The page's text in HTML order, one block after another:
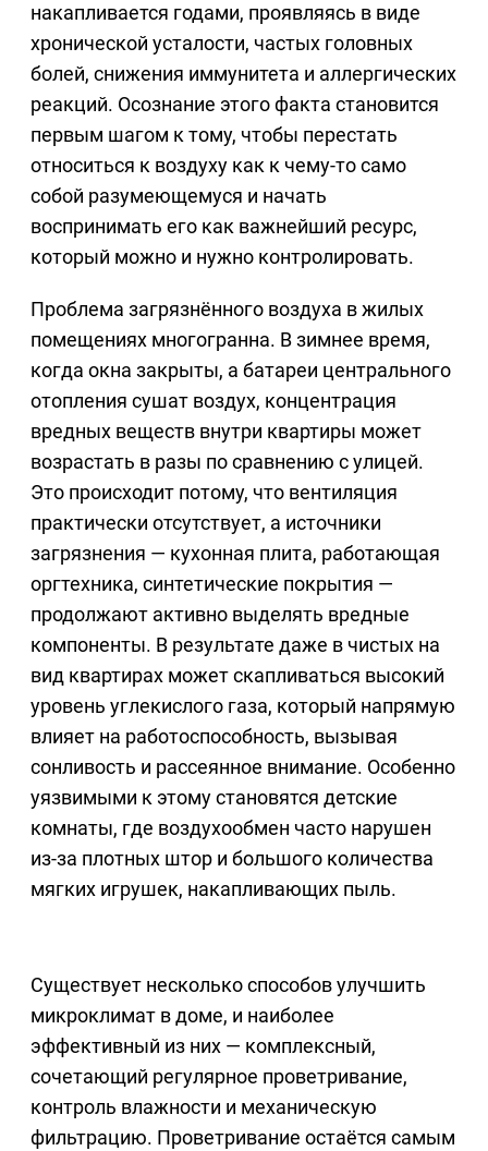
накапливается годами, проявляясь в виде
хронической усталости, частых головных
болей, снижения иммунитета и аллергических
реакций. Осознание этого факта становится
первым шагом к тому, чтобы перестать
относиться к воздуху как к чему-то само
собой разумеющемуся и начать
воспринимать его как важнейший ресурс,
который можно и нужно контролировать.
Проблема загрязнённого воздуха в жилых
помещениях многогранна. В зимнее время,
когда окна закрыты, а батареи центрального
отопления сушат воздух, концентрация
вредных веществ внутри квартиры может
возрастать в разы по сравнению с улицей.
Это происходит потому, что вентиляция
практически отсутствует, а источники
загрязнения — кухонная плита, работающая
оргтехника, синтетические покрытия —
продолжают активно выделять вредные
компоненты. В результате даже в чистых на
вид квартирах может скапливаться высокий
уровень углекислого газа, который напрямую
влияет на работоспособность, вызывая
сонливость и рассеянное внимание. Особенно
уязвимыми к этому становятся детские
комнаты, где воздухообмен часто нарушен
из-за плотных штор и большого количества
мягких игрушек, накапливающих пыль.
Существует несколько способов улучшить
микроклимат в доме, и наиболее
эффективный из них — комплексный,
сочетающий регулярное проветривание,
контроль влажности и механическую
фильтрацию. Проветривание остаётся самым